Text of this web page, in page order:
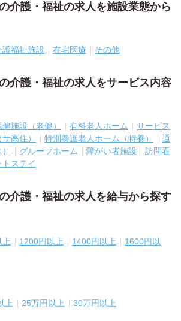
介護・福祉の求人を施設業態から
護福祉施設 在宅医療 その他
介護・福祉の求人をサービス内容
施設（老健） 有料老人ホーム
サービス
高住）
特別養護老人ホーム（特養）
通
グループホーム 障がい者施設
訪問看
トステイ
介護・福祉の求人を給与から探す
上 1200円以上 1400円以上
1600円以
上 25万円以上 30万円以上